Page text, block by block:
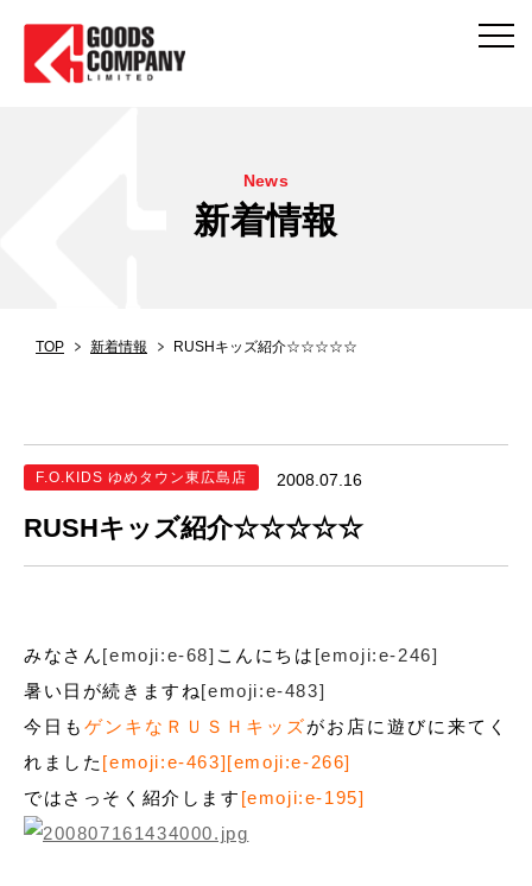
News
新着情報
TOP 新着情報 RUSHキッズ紹介☆☆☆☆☆
F.O.KIDS ゆめタウン東広島店 2008.07.16
RUSHキッズ紹介☆☆☆☆☆
みなさん[emoji:e-68] こんにちは [emoji:e-246]
暑い日が続きますね[emoji:e-483]
今日もゲンキなＲＵＳＨキッズがお店に遊びに来てく
れました [emoji:e-463][emoji:e-266]
ではさっそく紹介します [emoji:e-195]